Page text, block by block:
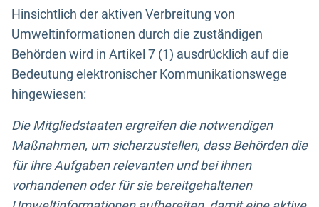
Hinsichtlich der aktiven Verbreitung von
Umweltinformationen durch die zuständigen
Behörden wird in Artikel 7 (1) ausdrücklich auf die
Bedeutung elektronischer Kommunikationswege
hingewiesen:
Die Mitgliedstaaten ergreifen die notwendigen
Maßnahmen, um sicherzustellen, dass Behörden die
für ihre Aufgaben relevanten und bei ihnen
vorhandenen oder für sie bereitgehaltenen